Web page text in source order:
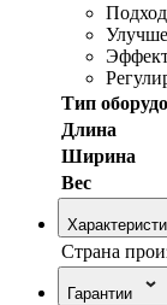
Тип
Длина
Ширина
Вес
Страна
Гарантии